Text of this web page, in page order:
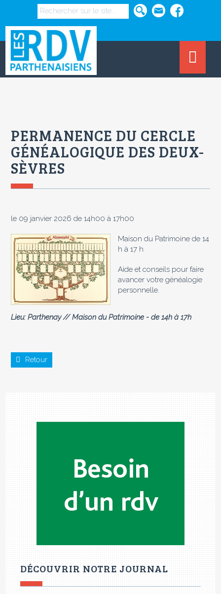
PERMANENCE DU CERCLE
GÉNÉALOGIQUE DES DEUX-
SÈVRES
le 09 janvier 2026 de 14h00 à 17h00
Maison du Patrimoine de 14
h à 17 h
Aide et conseils pour faire
avancer votre généalogie
personnelle.
Lieu: Parthenay // Maison du Patrimoine - de 14h à 17h
Retour
DÉCOUVRIR NOTRE JOURNAL